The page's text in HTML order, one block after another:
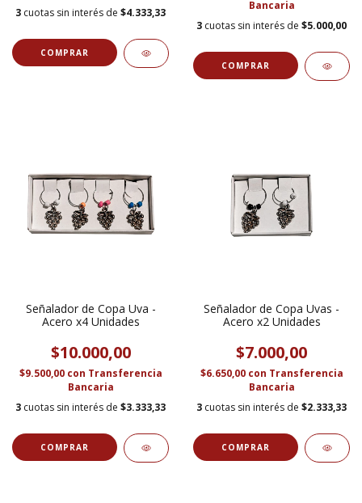
3 cuotas sin interés de $4.333,33
Bancaria
3 cuotas sin interés de $5.000,00
Señalador de Copa Uva -
Acero x4 Unidades
$10.000,00
$9.500,00 con Transferencia
Bancaria
3 cuotas sin interés de $3.333,33
Señalador de Copa Uvas -
Acero x2 Unidades
$7.000,00
$6.650,00 con Transferencia
Bancaria
3 cuotas sin interés de $2.333,33